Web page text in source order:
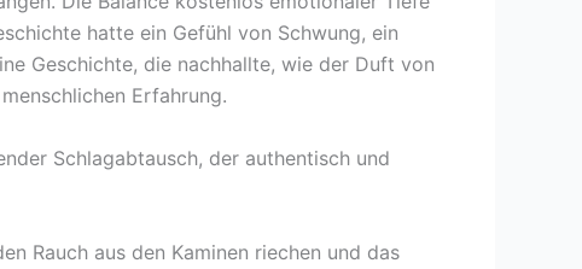
hatte ein Gefühl von Schwung, ein
Geschichte, die nachhallte, wie der Duft von
Erfahrung.
Schlagabtausch, der authentisch und
Rauch aus den Kaminen riechen und das